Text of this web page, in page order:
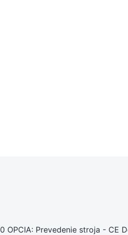
OPCIA: Prevedenie stroja - CE